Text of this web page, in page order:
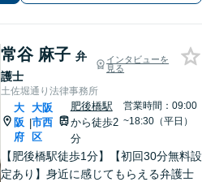
で安心対応。【初回法律相談30分無
料】
常谷 麻子 弁
護士
インタビューを
見る
土佐堀通り法律事務所
大
阪
府
|
大阪
市西
区
肥後橋駅
から徒歩2
分
営業時間：09:00
~18:30（平日）
【肥後橋駅徒歩1分】【初回30分無料設
定あり】身近に感じてもらえる弁護士